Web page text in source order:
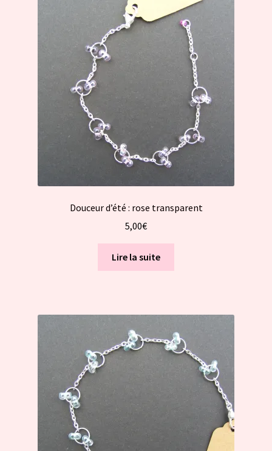
Douceur d’été : rose transparent
5,00€
Lire la suite